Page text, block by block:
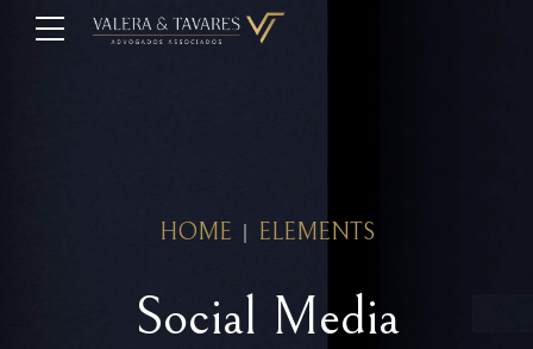
HOME ELEMENTS
Social Media